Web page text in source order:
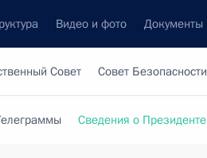
Видео и фото Документы
Совет Совет Безопасности
Сведения о Президенте